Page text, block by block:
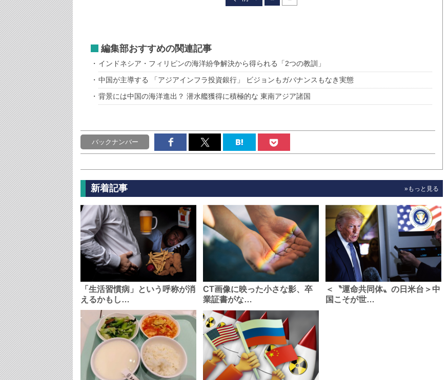
編集部おすすめの関連記事
インドネシア・フィリピンの海洋紛争解決から得られる「2つの教訓」
中国が主導する 「アジアインフラ投資銀行」 ビジョンもガバナンスもなき実態
背景には中国の海洋進出？ 潜水艦獲得に積極的な 東南アジア諸国
バックナンバー
新着記事 »もっと見る
「生活習慣病」という呼称が消
えるかもし…
CT画像に映った小さな影、卒
業証書がな…
＜〝運命共同体〟の日米台＞中
国こそが世…